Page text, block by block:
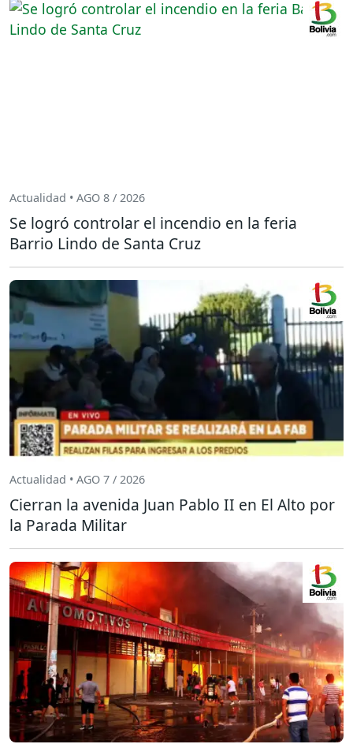
Actualidad • AGO 8 / 2026
Se logró controlar el incendio en la feria
Barrio Lindo de Santa Cruz
Actualidad • AGO 7 / 2026
Cierran la avenida Juan Pablo II en El Alto por
la Parada Militar